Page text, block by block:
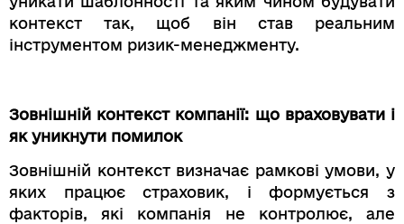
контекст так, щоб він став реальним
інструментом ризик-менеджменту.
Зовнішній контекст компанії: що враховувати і
як уникнути помилок
Зовнішній контекст визначає рамкові умови, у
яких працює страховик, і формується з
факторів, які компанія не контролює, але